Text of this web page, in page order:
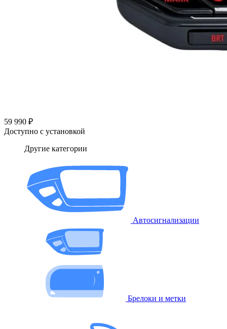
59 990 ₽
Доступно с установкой
Другие категории
Автосигнализации
Брелоки и метки